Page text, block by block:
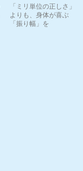
「ミリ単位の正しさ」
よりも、身体が喜ぶ
「振り幅」を